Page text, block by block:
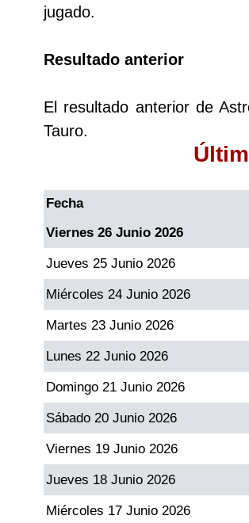
Chontico Día
Chontico Noche
Culona día
Dorado Tarde
Dorado Noche
Fantástica Día
Fantástica Noche
Motilon Tarde
Motilon Noche
jugado.
Resultado anterior
El resultado anterior de
Tauro.
Fecha
Viernes 26 Junio 2026
Jueves 25 Junio 2026
Miércoles 24 Junio 2026
Martes 23 Junio 2026
Lunes 22 Junio 2026
Domingo 21 Junio 2026
Sábado 20 Junio 2026
Viernes 19 Junio 2026
Jueves 18 Junio 2026
Miércoles 17 Junio 2026